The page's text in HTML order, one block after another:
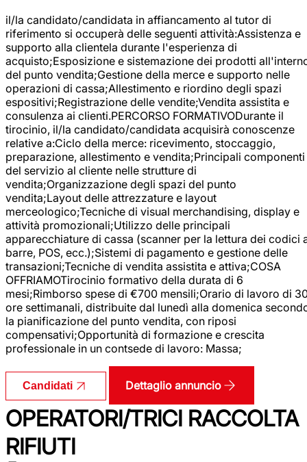
il/la candidato/candidata in affiancamento al tutor di
riferimento si occuperà delle seguenti attività:Assistenza e
supporto alla clientela durante l'esperienza di
acquisto;Esposizione e sistemazione dei prodotti
del punto vendita;Gestione della merce e supporto nelle
operazioni di cassa;Allestimento e riordino degli spazi
espositivi;Registrazione delle vendite;Vendita assistita e
consulenza ai clienti.PERCORSO FORMATIVODurante il
tirocinio, il/la candidato/candidata acquisirà conoscenze
relative a:Ciclo della merce: ricevimento, stoccaggio,
preparazione, allestimento e vendita;Principali componenti
del servizio al cliente nelle strutture di
vendita;Organizzazione degli spazi del punto
vendita;Layout delle attrezzature e layout
merceologico;Tecniche di visual merchandising, display e
attività promozionali;Utilizzo delle principali
apparecchiature di cassa (scanner per la lettura dei codici
barre, POS, ecc.);Sistemi di pagamento e gestione delle
transazioni;Tecniche di vendita assistita e attiva;COSA
OFFRIAMOTirocinio formativo della durata di 6
mesi;Rimborso spese di €700 mensili;Orario di lavoro di
ore settimanali, distribuite dal lunedì alla domenica
la pianificazione del punto vendita, con riposi
compensativi;Opportunità di formazione e crescita
professionale in un contsede di lavoro: Massa;
Candidati Dettaglio annuncio
OPERATORI/TRICI RACCOLTA
RIFIUTI